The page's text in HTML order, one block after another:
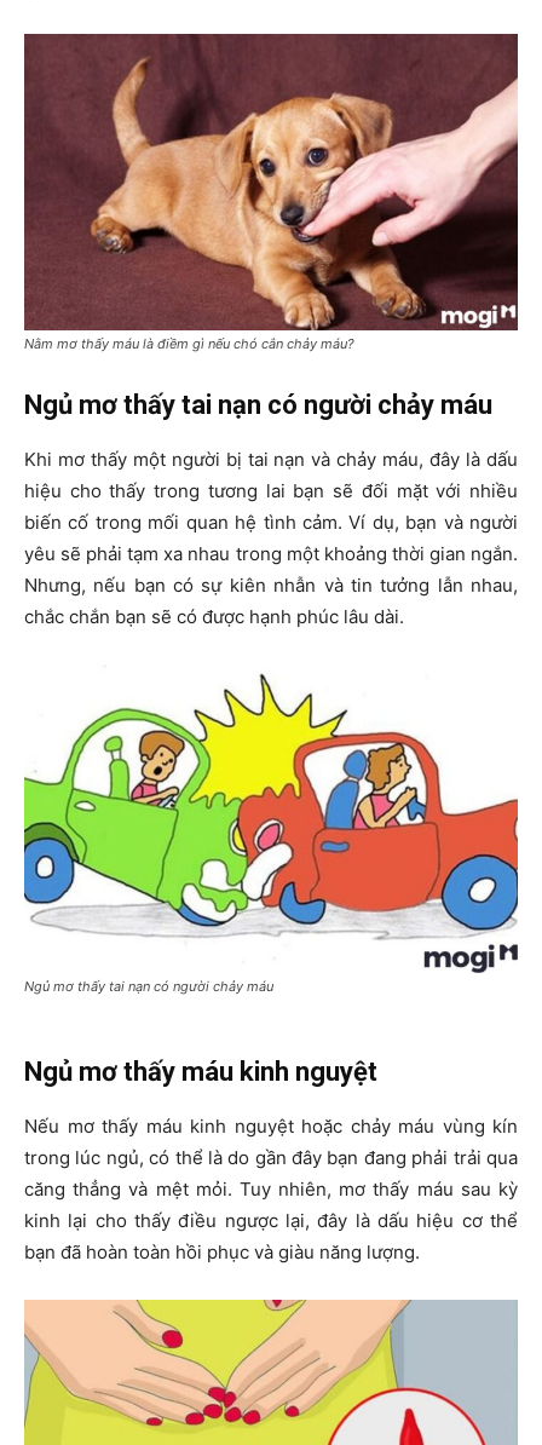
Nằm mơ thấy máu là điềm gì nếu chó cắn chảy máu?
Ngủ mơ thấy tai nạn có người chảy máu
Khi mơ thấy một người bị tai nạn và chảy máu, đây là dấu
hiệu cho thấy trong tương lai bạn sẽ đối mặt với nhiều
biến cố trong mối quan hệ tình cảm. Ví dụ, bạn và người
yêu sẽ phải tạm xa nhau trong một khoảng thời gian ngắn.
Nhưng, nếu bạn có sự kiên nhẫn và tin tưởng lẫn nhau,
chắc chắn bạn sẽ có được hạnh phúc lâu dài.
Ngủ mơ thấy tai nạn có người chảy máu
Ngủ mơ thấy máu kinh nguyệt
Nếu mơ thấy máu kinh nguyệt hoặc chảy máu vùng kín
trong lúc ngủ, có thể là do gần đây bạn đang phải trải qua
căng thẳng và mệt mỏi. Tuy nhiên, mơ thấy máu sau kỳ
kinh lại cho thấy điều ngược lại, đây là dấu hiệu cơ thể
bạn đã hoàn toàn hồi phục và giàu năng lượng.